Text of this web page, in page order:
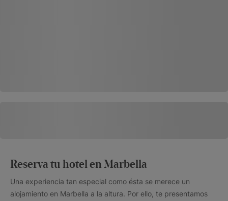
Reserva tu hotel en Marbella
Una experiencia tan especial como ésta se merece un
alojamiento en Marbella a la altura. Por ello, te presentamos